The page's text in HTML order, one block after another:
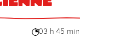
03 h 45 min